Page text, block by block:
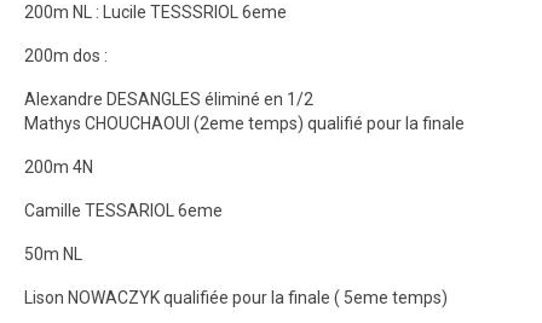
200m NL : Lucile TESSSRIOL 6eme
200m dos :
Alexandre DESANGLES éliminé en 1/2
Mathys CHOUCHAOUI (2eme temps) qualifié pour la finale
200m 4N
Camille TESSARIOL 6eme
50m NL
Lison NOWACZYK qualifiée pour la finale ( 5eme temps)